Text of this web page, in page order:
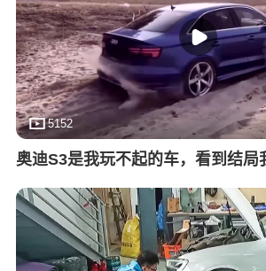
5152
奥迪S3是我玩不起的车，看到结局